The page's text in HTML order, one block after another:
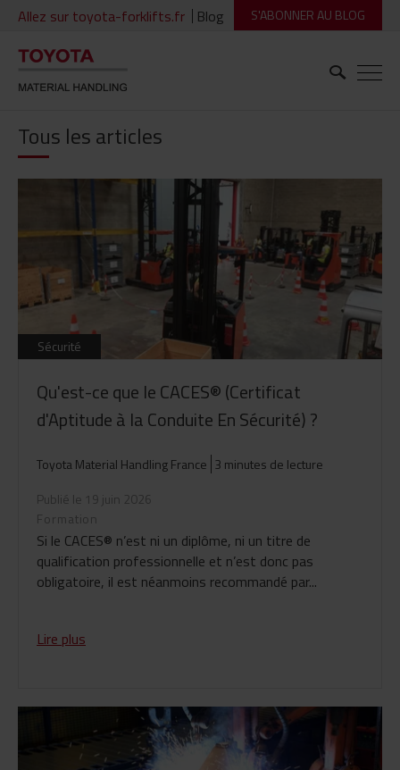
Allez sur toyota-forklifts.fr Blog S'ABONNER AU BLOG
Tous les articles
Sécurité
Qu'est-ce que le CACES® (Certificat
d'Aptitude à la Conduite En Sécurité) ?
Toyota Material Handling France 3 minutes de lecture
Publié le 19 juin 2026
Formation
Si le CACES® n’est ni un diplôme, ni un titre de
qualification professionnelle et n’est donc pas
obligatoire, il est néanmoins recommandé par...
Lire plus